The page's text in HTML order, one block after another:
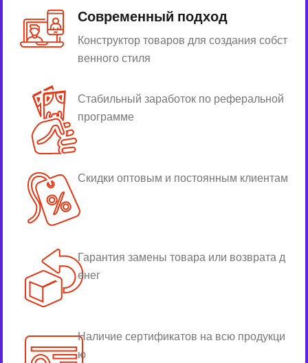
Современный подход
Конструктор товаров для создания собст
венного стиля
Стабильный заработок по реферальной
программе
Скидки оптовым и постоянным клиентам
Гарантия замены товара или возврата д
енег
Наличие сертификатов на всю продукци
ю